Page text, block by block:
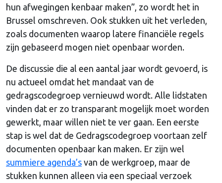
hun afwegingen kenbaar maken”, zo wordt het in
Brussel omschreven. Ook stukken uit het verleden,
zoals documenten waarop latere financiële regels
zijn gebaseerd mogen niet openbaar worden.
De discussie die al een aantal jaar wordt gevoerd, is
nu actueel omdat het mandaat van de
gedragscodegroep vernieuwd wordt. Alle lidstaten
vinden dat er zo transparant mogelijk moet worden
gewerkt, maar willen niet te ver gaan. Een eerste
stap is wel dat de Gedragscodegroep voortaan zelf
documenten openbaar kan maken. Er zijn wel
summiere agenda’s van de werkgroep, maar de
stukken kunnen alleen via een speciaal verzoek